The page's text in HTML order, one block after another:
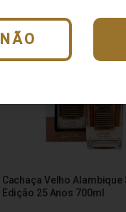
NÃO
Cachaça Velho Alambique
Edição 25 Anos 700ml